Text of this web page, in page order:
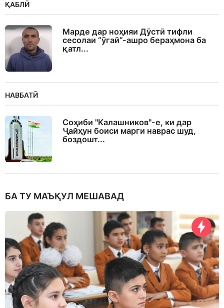
ҚАБЛӢ
Марде дар ноҳияи Дӯстӣ тифли
сесолаи “ӯгай”-ашро бераҳмона ба
қатл...
НАВБАТӢ
Соҳиби "Калашников"-е, ки дар
Ҷайҳун боиси марги наврас шуд,
боздошт...
БА ТУ МАЪҚУЛ МЕШАВАД